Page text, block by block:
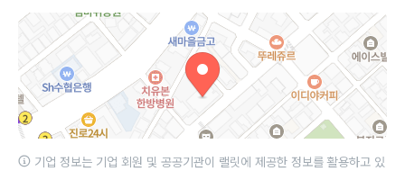
기업 정보는 기업 회원 및 공공기관이 랠릿에 제공한 정보를 활용하고 있